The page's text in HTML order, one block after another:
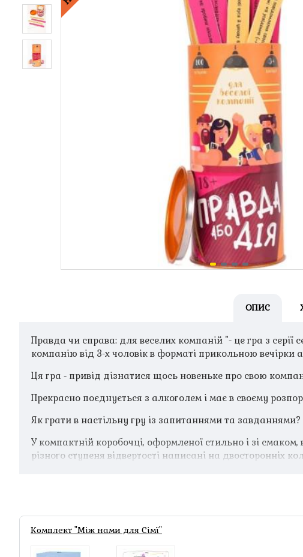
ОПИС
Правда чи справа: для веселих компаній "- це гра з серії
компанію від 3-х чоловік в форматі прикольною вечірки
Ця гра - привід дізнатися щось новеньке про свою
Прекрасно поєднується з алкоголем і має в своєму
Як грати в настільну гру із запитаннями та завданнями?
У компактній коробочці, оформленої стильно і зі
різного ступеня відвертості написані на двосторонніх
Комплект "Між нами для Сімї"